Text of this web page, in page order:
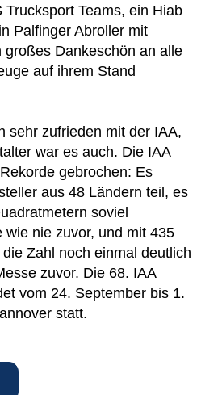
Trucksport Teams, ein Hiab
Palfinger Abroller mit
großes Dankeschön an alle
auf ihrem Stand
sehr zufrieden mit der IAA,
war es auch. Die IAA
gebrochen: Es
aus 48 Ländern teil, es
soviel
wie nie zuvor, und mit 435
Zahl noch einmal deutlich
zuvor. Die 68. IAA
vom 24. September bis 1.
statt.